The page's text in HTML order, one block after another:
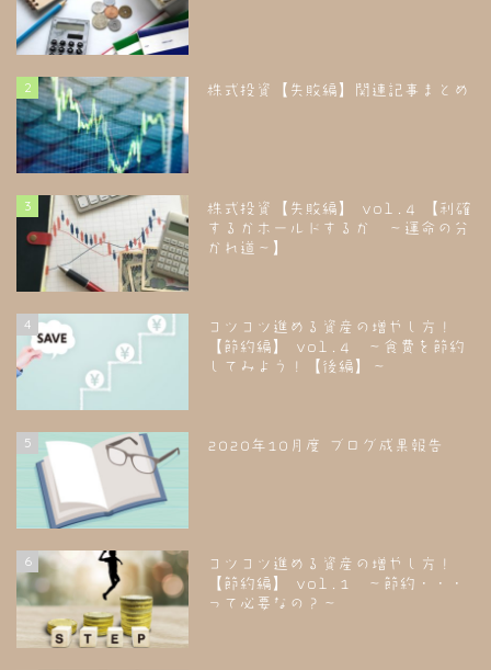
2 株式投資【失敗編】関連記事まとめ
3
株式投資【失敗編】 vol.4 【利確
するかホールドするか ～運命の分
かれ道～】
4
コツコツ進める資産の増やし方！
【節約編】 vol.4 ～食費を節約
してみよう！【後編】～
5 2020年10月度 ブログ成果報告
6
コツコツ進める資産の増やし方！
【節約編】 vol.1 ～節約・・・
って必要なの？～